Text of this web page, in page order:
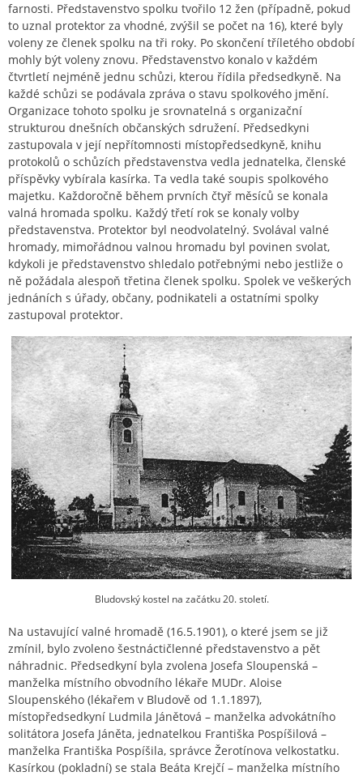
farnosti. Představenstvo spolku tvořilo 12 žen (případně, pokud
to uznal protektor za vhodné, zvýšil se počet na 16), které byly
voleny ze členek spolku na tři roky. Po skončení tříletého období
mohly být voleny znovu. Představenstvo konalo v každém
čtvrtletí nejméně jednu schůzi, kterou řídila předsedkyně. Na
každé schůzi se podávala zpráva o stavu spolkového jmění.
Organizace tohoto spolku je srovnatelná s organizační
strukturou dnešních občanských sdružení. Předsedkyni
zastupovala v její nepřítomnosti místopředsedkyně, knihu
protokolů o schůzích představenstva vedla jednatelka, členské
příspěvky vybírala kasírka. Ta vedla také soupis spolkového
majetku. Každoročně během prvních čtyř měsíců se konala
valná hromada spolku. Každý třetí rok se konaly volby
představenstva. Protektor byl neodvolatelný. Svolával valné
hromady, mimořádnou valnou hromadu byl povinen svolat,
kdykoli je představenstvo shledalo potřebnými nebo jestliže o
ně požádala alespoň třetina členek spolku. Spolek ve veškerých
jednáních s úřady, občany, podnikateli a ostatními spolky
zastupoval protektor.
Bludovský kostel na začátku 20. století.
Na ustavující valné hromadě (16.5.1901), o které jsem se již
zmínil, bylo zvoleno šestnáctičlenné představenstvo a pět
náhradnic. Předsedkyní byla zvolena Josefa Sloupenská –
manželka místního obvodního lékaře MUDr. Aloise
Sloupenského (lékařem v Bludově od 1.1.1897),
místopředsedkyní Ludmila Jánětová – manželka advokátního
solitátora Josefa Jáněta, jednatelkou Františka Pospíšilová –
manželka Františka Pospíšila, správce Žerotínova velkostatku.
Kasírkou (pokladní) se stala Beáta Krejčí – manželka místního